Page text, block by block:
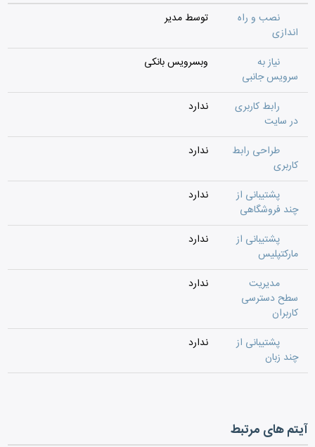
نصب و راه
اندازی
توسط مدیر
نیاز به
سرویس جانبی
وبسرویس بانکی
رابط کاربری
در سایت
ندارد
طراحی رابط
کاربری
ندارد
پشتیبانی از
چند فروشگاهی
ندارد
پشتیبانی از
مارکتپلیس
ندارد
مدیریت
سطح دسترسی
کاربران
ندارد
پشتیبانی از
چند زبان
ندارد
آیتم های مرتبط